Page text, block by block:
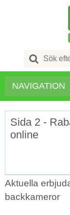
Search
for:
NAVIGATION
Sida 2 -
online
Aktuella
backkameror